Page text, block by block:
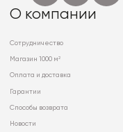
О компании
Сотрудничество
Магазин 1000 м²
Оплата и доставка
Гарантии
Способы возврата
Новости